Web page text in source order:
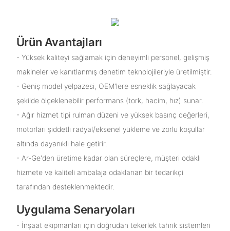
Ürün Avantajları
- Yüksek kaliteyi sağlamak için deneyimli personel, gelişmiş
makineler ve kanıtlanmış denetim teknolojileriyle üretilmiştir.
- Geniş model yelpazesi, OEM'lere esneklik sağlayacak
şekilde ölçeklenebilir performans (tork, hacim, hız) sunar.
- Ağır hizmet tipi rulman düzeni ve yüksek basınç değerleri,
motorları şiddetli radyal/eksenel yükleme ve zorlu koşullar
altında dayanıklı hale getirir.
- Ar-Ge'den üretime kadar olan süreçlere, müşteri odaklı
hizmete ve kaliteli ambalaja odaklanan bir tedarikçi
tarafından desteklenmektedir.
Uygulama Senaryoları
- İnşaat ekipmanları için doğrudan tekerlek tahrik sistemleri